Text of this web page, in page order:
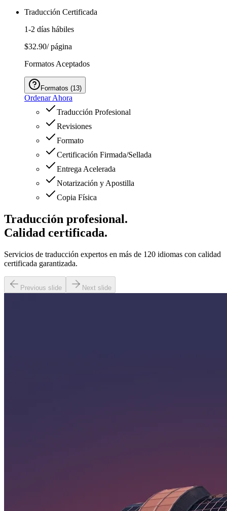
Traducción Certificada
1-2 días hábiles
$32.90/ página
Formatos Aceptados
Formatos (13)
Ordenar Ahora
Traducción Profesional
Revisiones
Formato
Certificación Firmada/Sellada
Entrega Acelerada
Notarización y Apostilla
Copia Física
Traducción profesional.
Calidad certificada.
Servicios de traducción expertos en más de 120 idiomas con calidad
certificada garantizada.
Previous slide Next slide